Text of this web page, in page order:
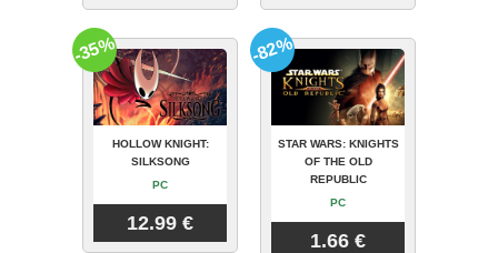
HOLLOW KNIGHT:
SILKSONG
PC
12.99 €
-35%
STAR WARS: KNIGHTS
OF THE OLD
REPUBLIC
PC
1.66 €
-82%